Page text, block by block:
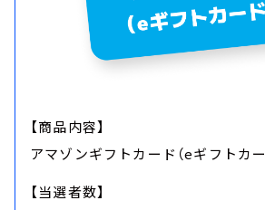
【商品内容】
アマゾンギフトカード（eギフトカ
【当選者数】